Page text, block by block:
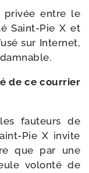
pri­vée entre le
Saint-​Pie X et
sur Internet,
de ce cour­rier
fau­teurs de
​Pie X invite
que par une
volon­té de